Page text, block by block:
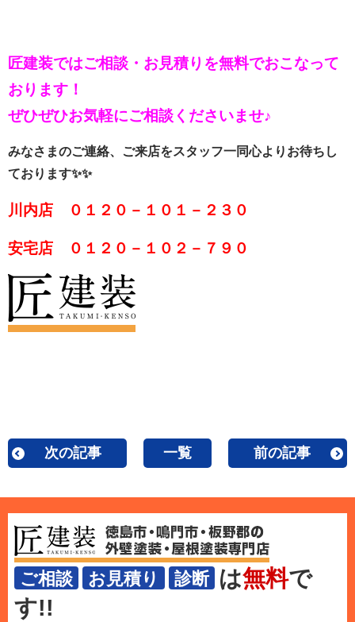
匠建装ではご相談・お見積りを無料でおこなって
おります！
ぜひぜひお気軽にご相談くださいませ♪
みなさまのご連絡、ご来店をスタッフ一同心よりお待ちし
ております✨✨
川内店 ０１２０－１０１－２３０
安宅店 ０１２０－１０２－７９０
次の記事 一覧 前の記事
ご相談 お見積り 診断 は無料で
す!!